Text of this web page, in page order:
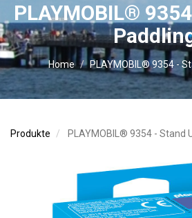
PLAYMOBIL®
Home PLAYMOBIL® 9354 -
Produkte PLAYMOBIL® 9354 - Stand